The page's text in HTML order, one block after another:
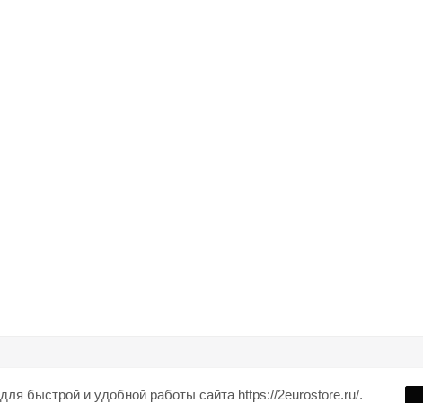
для быстрой и удобной работы сайта https://2eurostore.ru/.